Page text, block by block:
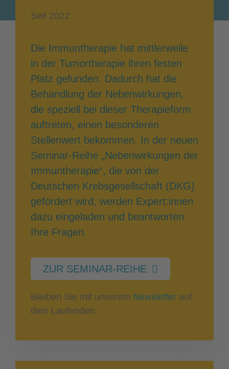
Seit 2022
Die Immuntherapie hat mittlerweile
in der Tumortherapie ihren festen
Platz gefunden. Dadurch hat die
Behandlung der Nebenwirkungen,
die speziell bei dieser Therapieform
auftreten, einen besonderen
Stellenwert bekommen. In der neuen
Seminar-Reihe „Nebenwirkungen der
Immuntherapie“, die von der
Deutschen Krebsgesellschaft (DKG)
gefördert wird, werden Expert:innen
dazu eingeladen und beantworten
Ihre Fragen.
ZUR SEMINAR-REIHE
Bleiben Sie mit unserem Newsletter auf
dem Laufenden.